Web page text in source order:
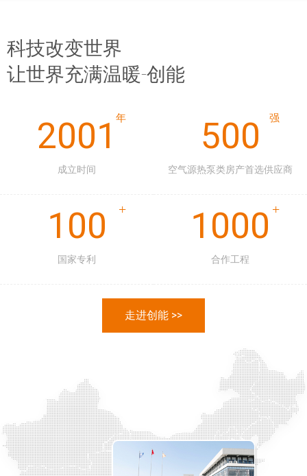
科技改变世界
让世界充满温暖-创能
2001
成立时间
500
空气源热泵类房产首选供应商
100
国家专利
1000
合作工程
走进创能 >>